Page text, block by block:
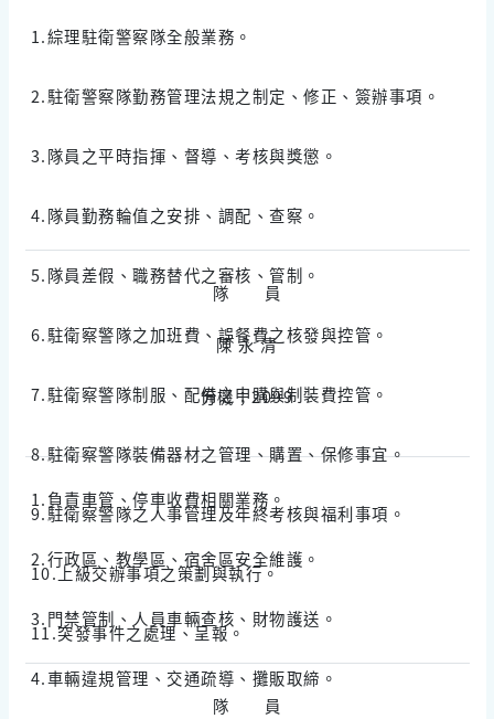
1.綜理駐衛警察隊全般業務。
2.駐衛警察隊勤務管理法規之制定、修正、簽辦事項。
3.隊員之平時指揮、督導、考核與獎懲。
4.隊員勤務輪值之安排、調配、查察。
5.隊員差假、職務替代之審核、管制。
6.駐衛察警隊之加班費、誤餐費之核發與控管。
7.駐衛察警隊制服、配備之申購與制裝費控管。
8.駐衛察警隊裝備器材之管理、購置、保修事宜。
9.駐衛察警隊之人事管理及年終考核與福利事項。
10.上級交辦事項之策劃與執行。
11.突發事件之處理、呈報。
隊 員
陳 永 清
分機；2099
1.負責車管、停車收費相關業務。
2.行政區、教學區、宿舍區安全維護。
3.門禁管制、人員車輛查核、財物護送。
4.車輛違規管理、交通疏導、攤販取締。
隊 員